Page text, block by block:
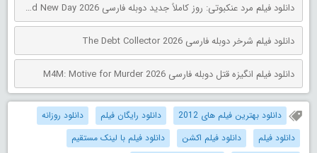
دانلود فیلم مرد عنکبوتی: روز کاملاً جدید دوبله فارسی Spider-Man: Brand New Day 2026
دانلود فیلم شرخر دوبله فارسی The Debt Collector 2026
دانلود فیلم انگیزه قتل دوبله فارسی M4M: Motive for Murder 2026
دانلود بهترین فیلم های 2012 دانلود رایگان فیلم
دانلود روزانه
دانلود فیلم
دانلود فیلم اکشن
دانلود فیلم با لینک مستقیم